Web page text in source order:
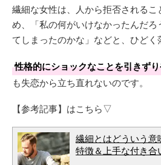
繊細な女性は、人から拒否される
め、「私の何がいけなかったんだ
てしまったのかな」などと、ひどく
性格的にショックなことを引きず
も失恋から立ち直れないのです。
【参考記事】はこちら▽
繊細とはどういう
特徴＆上手な付き合